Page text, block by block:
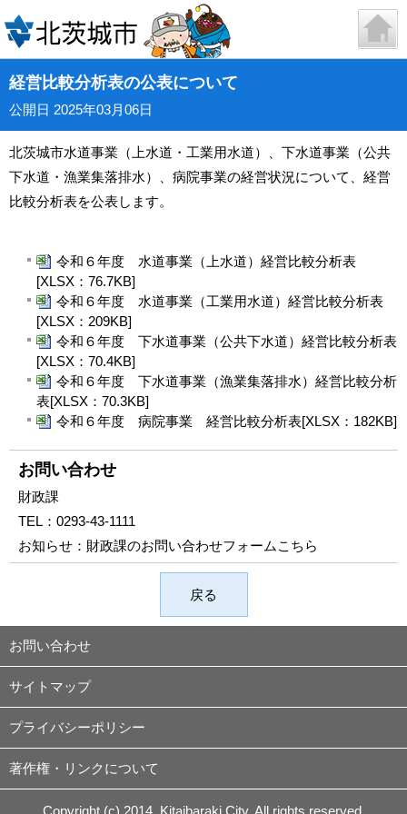
経営比較分析表の公表について
公開日 2025年03月06日
北茨城市水道事業（上水道・工業用水道）、下水道事業（公共
下水道・漁業集落排水）、病院事業の経営状況について、経営
比較分析表を公表します。
令和６年度 水道事業（上水道）経営比較分析表
[XLSX：76.7KB]
令和６年度 水道事業（工業用水道）経営比較分析表
[XLSX：209KB]
令和６年度 下水道事業（公共下水道）経営比較分析表
[XLSX：70.4KB]
令和６年度 下水道事業（漁業集落排水）経営比較分析
表[XLSX：70.3KB]
令和６年度 病院事業 経営比較分析表[XLSX：182KB]
お問い合わせ
財政課
TEL： 0293-43-1111
お知らせ： 財政課のお問い合わせフォームこちら
戻る
お問い合わせ
サイトマップ
プライバシーポリシー
著作権・リンクについて
Copyright (c) 2014. Kitaibaraki City. All rights reserved.